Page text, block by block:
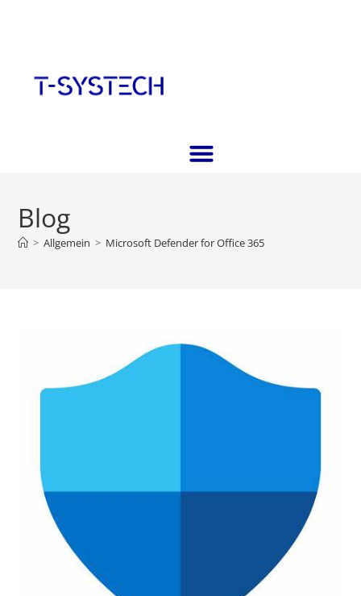
Blog
> Allgemein > Microsoft Defender for Office 365